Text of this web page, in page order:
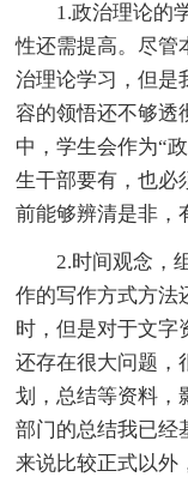
1.政治理论的
性还需提高。尽管
治理论学习，但是
容的领悟还不够透
中，学生会作为“
生干部要有，也必
前能够辨清是非，
2.时间观念，
作的写作方式方法
时，但是对于文字
还存在很大问题，
划，总结等资料，
部门的总结我已经
来说比较正式以外